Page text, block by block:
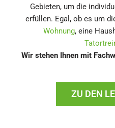
Gebieten, um die
erfüllen. Egal, ob es um
Wohnung, eine
Wir stehen Ihnen mit
ZU DEN